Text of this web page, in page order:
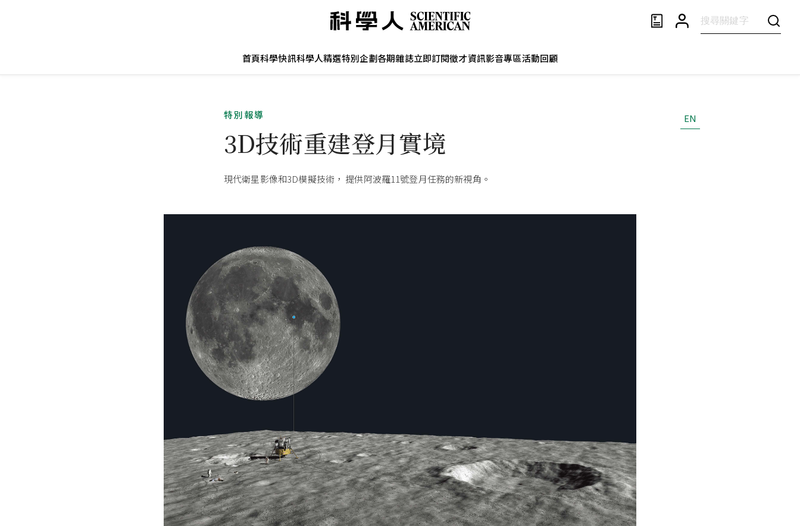
首頁科學快訊科學人精選特別企劃各期雜誌立即訂閱徵才資訊影音專區活動回顧
特別報導
3D技術重建登月實境
現代衛星影像和3D模擬技術， 提供阿波羅11號登月任務的新視角。
EN